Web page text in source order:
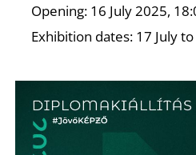
Opening: 16 July 2025,
Exhibition dates: 17 July